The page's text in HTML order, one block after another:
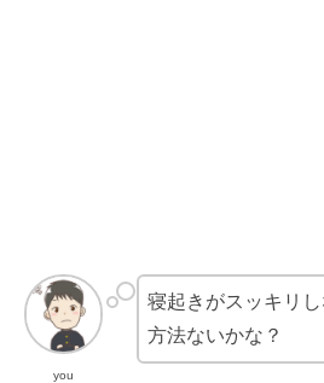
you
寝起きがスッキリ
方法ないかな？